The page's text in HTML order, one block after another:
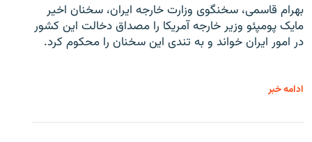
بهرام قاسمی، سخنگوی وزارت خارجه ایران، سخنان اخیر
مایک پومپئو وزیر خارجه آمریکا را مصداق دخالت این کشور
در امور ایران خواند و به تندی این سخنان را محکوم کرد.
ادامه خبر